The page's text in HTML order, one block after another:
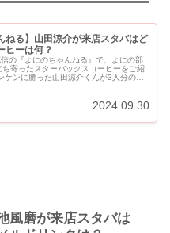
ねる】山田涼介が来店スタバはど
ヒーは何？
の『よにのちゃんねる』で、よにの部
ち寄ったスターバックスコーヒーをご紹
2024.09.30
風磨が来店スタバは